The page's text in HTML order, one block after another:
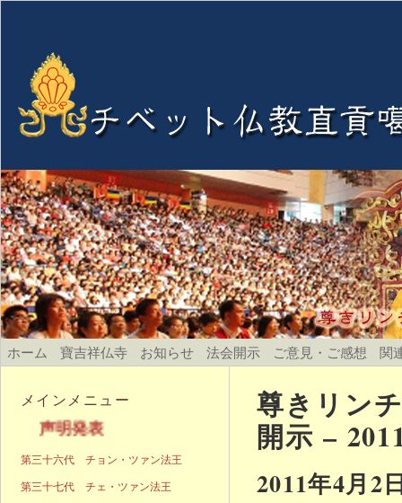
ホーム 寶吉祥仏寺 お知らせ 法会開示 ご意見・ご感想 関
尊きリン
開示 –
2011年4月2
メインメニュー
第三十六代 チョン・ツァン法王
第三十七代 チェ・ツァン法王